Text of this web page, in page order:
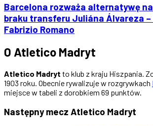
Barcelona rozważa alternatywę
braku transferu Juliána Álvareza
Fabrizio Romano
O Atletico Madryt
Atletico Madryt to klub z kraju Hiszpania.
1903 roku. Obecnie rywalizuje w rozgrywkach
miejsce w tabeli z dorobkiem 69 punktów.
Następny mecz Atletico Madryt